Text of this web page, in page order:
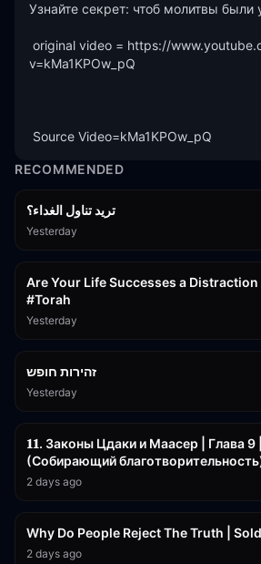
Узнайте секрет: чтоб молитвы
v=kMa1KPOw_pQ
Source Video=kMa1KPOw_pQ
RECOMMENDED
تريد تناول الغداء؟
Yesterday
Are Your Life Successes a
#Torah
Yesterday
זהירות חופש
Yesterday
𝟏𝟏. Законы Цдаки и Маасер | Глава 9
(Собирающий
2 days ago
Why Do People Reject The Truth |
2 days ago